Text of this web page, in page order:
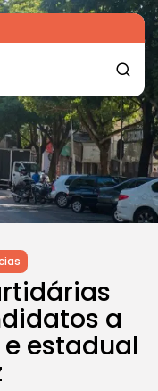
a
estadual